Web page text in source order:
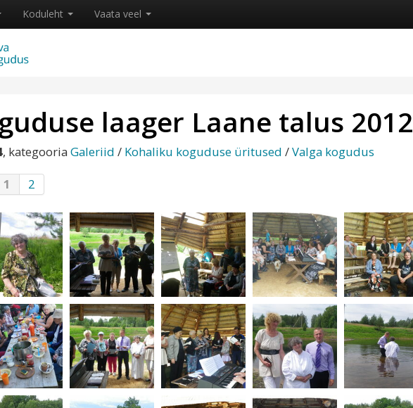
Koduleht Vaata veel
laager Laane talus 2012
, kategooria Galeriid / Kohaliku koguduse üritused /Valga kogudus
1 2